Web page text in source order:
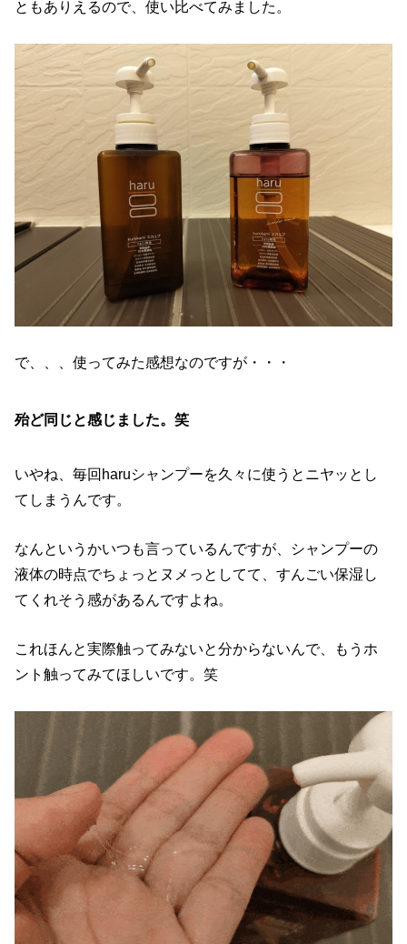
ともありえるので、使い比べてみました。
で、、、使ってみた感想なのですが・・・
殆ど同じと感じました。笑
いやね、毎回haruシャンプーを久々に使うとニヤッとし
てしまうんです。
なんというかいつも言っているんですが、シャンプーの
液体の時点でちょっとヌメっとしてて、すんごい保湿し
てくれそう感があるんですよね。
これほんと実際触ってみないと分からないんで、もうホ
ント触ってみてほしいです。笑